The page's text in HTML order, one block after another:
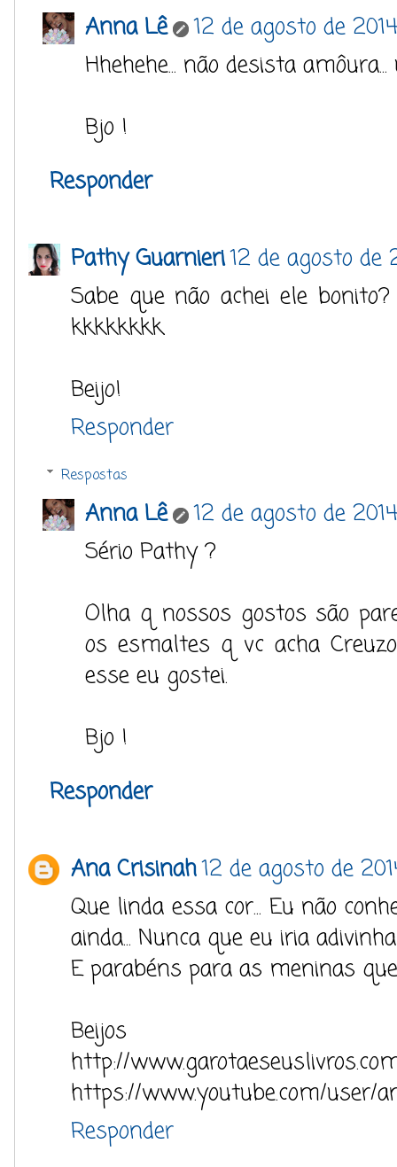
Anna Lê
12 de agosto de
Hhehehe... não desista
Bjo !
Responder
Pathy Guarnieri12 de agosto de
Sabe que não achei ele
kkkkkkkk.
Beijo!
Responder
Respostas
Anna Lê
12 de agosto de
Sério Pathy ?
Olha q nossos gostos são
os esmaltes q vc acha
esse eu gostei.
Bjo !
Responder
Ana Crisinah12 de agosto de
Que linda essa cor... Eu não
ainda... Nunca que eu iria
E parabéns para as meninas
Beijos
http://
https://www.youtube.com/user/
Responder